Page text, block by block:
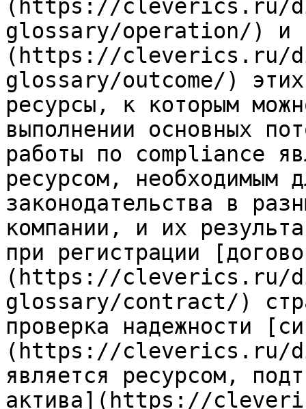
(https://cleverics.ru/
glossary/operation/) и
(https://cleverics.ru/
glossary/outcome/) этих
ресурсы, к которым
выполнении основных
работы по compliance
ресурсом, необходимым
законодательства в
компании, и их
при регистрации
(https://cleverics.ru/
glossary/contract/)
проверка надежности
(https://cleverics.ru/
является ресурсом,
актива](https://